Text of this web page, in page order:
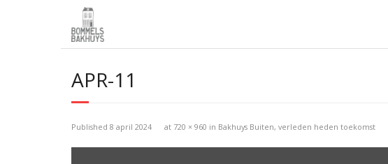
APR-11
Published 8 april 2024 at 720 × 960 in Bakhuys Buiten, verleden heden toekomst